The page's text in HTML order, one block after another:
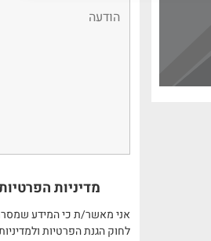
מדיניות
אני מאשר/ת כי המידע
לחוק הגנת הפרטיות